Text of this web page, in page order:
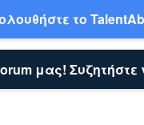
το
μας! Συζητήστε